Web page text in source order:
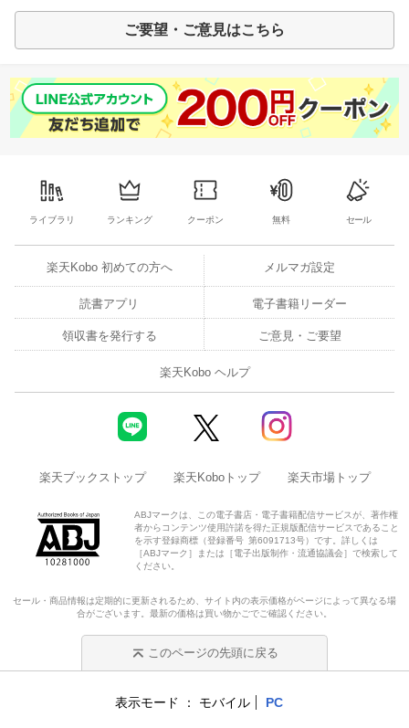
ご要望・ご意見はこちら
ライブラリ ランキング クーポン 無料 セール
楽天Kobo 初めての方へ メルマガ設定
読書アプリ 電子書籍リーダー
領収書を発行する ご意見・ご要望
楽天Kobo ヘルプ
楽天ブックストップ 楽天Koboトップ 楽天市場トップ
ABJマークは、この電子書店・電子書籍配信サービスが、著作権
者からコンテンツ使用許諾を得た正規版配信サービスであること
を示す登録商標（登録番号 第6091713号）です。詳しくは
［ABJマーク］または［電子出版制作・流通協議会］で検索して
ください。
セール・商品情報は定期的に更新されるため、サイト内の表示価格がページによって異なる場
合がございます。最新の価格は買い物かごでご確認ください。
このページの先頭に戻る
表示モード モバイル PC